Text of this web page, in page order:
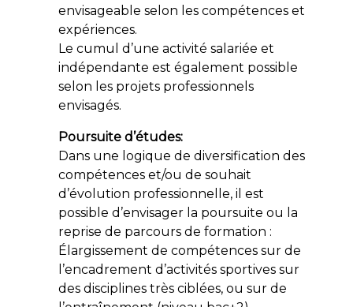
envisageable selon les compétences et
expériences.
Le cumul d’une activité salariée et
indépendante est également possible
selon les projets professionnels
envisagés.
Poursuite d’études:
Dans une logique de diversification des
compétences et/ou de souhait
d’évolution professionnelle, il est
possible d’envisager la poursuite ou la
reprise de parcours de formation :
Élargissement de compétences sur de
l’encadrement d’activités sportives sur
des disciplines très ciblées, ou sur de